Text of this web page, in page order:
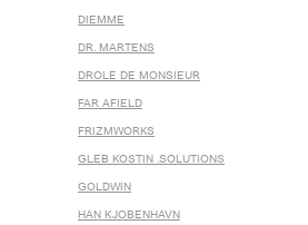
DIEMME
DR. MARTENS
DROLE DE MONSIEUR
FAR AFIELD
FRIZMWORKS
GLEB KOSTIN .SOLUTIONS
GOLDWIN
HAN KJOBENHAVN